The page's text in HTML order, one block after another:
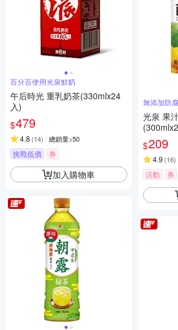
百分百使用光泉鮮奶
午后時光 重乳奶茶(330mlx24
入)
$479
4.8 (14) 總銷量>50
挑戰低價 券
加入購物車
無添加防
光泉 果
$209
4.9 (16)
活動 券